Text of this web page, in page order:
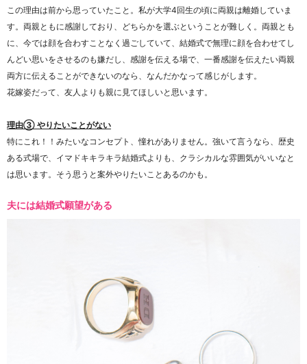
この理由は前から思っていたこと。私が大学4回生の頃に両親は離婚していま
す。両親ともに感謝しており、どちらかを選ぶということが難しく。両親とも
に、今では顔を合わすことなく過ごしていて、結婚式で無理に顔を合わせてし
んどい思いをさせるのも嫌だし、感謝を伝える場で、一番感謝を伝えたい両親
両方に伝えることができないのなら、なんだかなって感じがします。
花嫁姿だって、友人よりも親に見てほしいと思います。
理由③ やりたいことがない
特にこれ！！みたいなコンセプト、憧れがありません。強いて言うなら、歴史
ある式場で、イマドキキラキラ結婚式よりも、クラシカルな雰囲気がいいなと
は思います。そう思うと案外やりたいことあるのかも。
夫には結婚式願望がある